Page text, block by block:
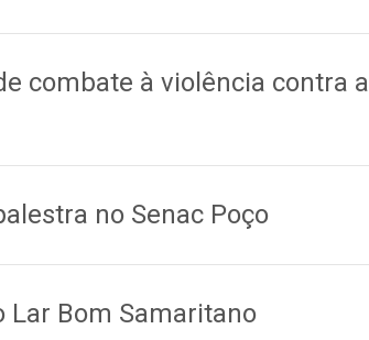
combate à violência contra a
no Senac Poço
Lar Bom Samaritano